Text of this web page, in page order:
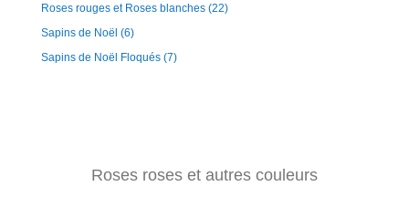
Roses rouges et Roses blanches (22)
Sapins de Noël (6)
Sapins de Noël Floqués (7)
Roses roses et autres couleurs